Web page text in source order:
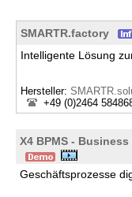
SMARTR.factory
Intelligente Lösung
Hersteller:
+49 (0)2464
X4 BPMS -
Geschäftsprozesse